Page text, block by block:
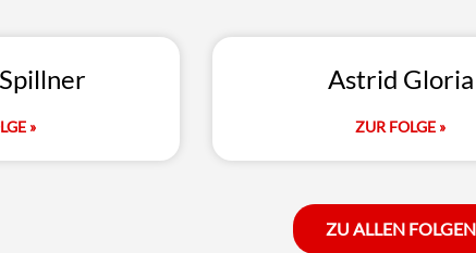
»
Astrid Gloria
ZUR FOLGE »
ZU ALLEN FOLGEN